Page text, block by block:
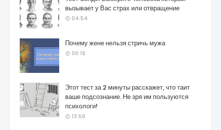
вызывает у Вас страх или отвращение
04:54
Почему жене нельзя стричь мужа
00:19
Этот тест за 2 минуты расскажет, что таит
ваше подсознание. Не зря им пользуются
психологи!
13:59